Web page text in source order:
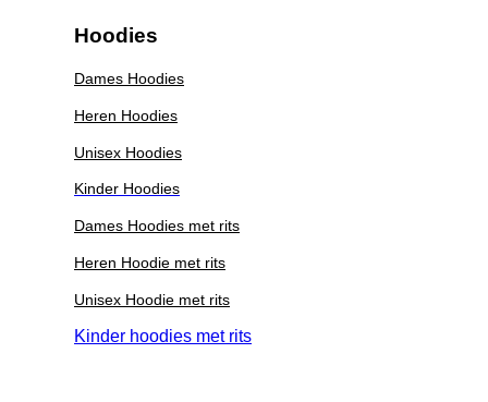
Hoodies
Dames Hoodies
Heren Hoodies
Unisex Hoodies
Kinder Hoodies
Dames Hoodies met rits
Heren Hoodie met rits
Unisex Hoodie met rits
Kinder hoodies met rits